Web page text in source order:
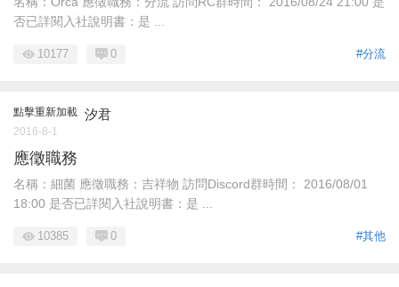
否已詳閱入社說明書：是 ...
#分流
10177 0
點擊重新加載 汐君
2016-8-1
應徵職務
名稱：細菌 應徵職務：吉祥物 訪問Discord群時間： 2016/08/01
18:00 是否已詳閱入社說明書：是 ...
#其他
10385 0